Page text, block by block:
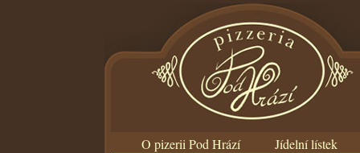
O pizerii Pod Hrází Jídelní lístek